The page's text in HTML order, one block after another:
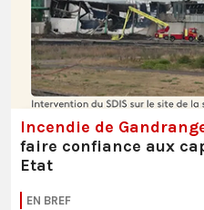
Incendie de
faire confiance aux
Etat
EN BREF